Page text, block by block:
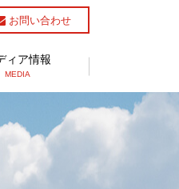
お問い合わせ
ィア情報
MEDIA